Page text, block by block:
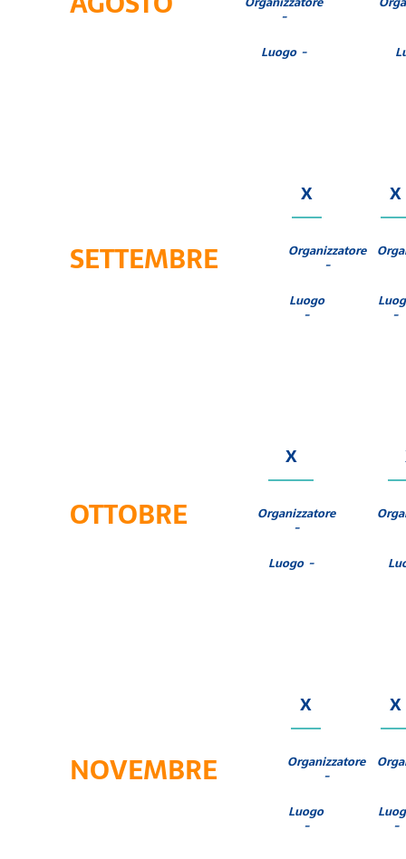
-
Luogo -
SETTEMBRE
X
Organizzatore
-
Luogo
-
X
-
OTTOBRE
X
Organizzatore
-
Luogo -
NOVEMBRE
X
Organizzatore
-
Luogo
-
X
-